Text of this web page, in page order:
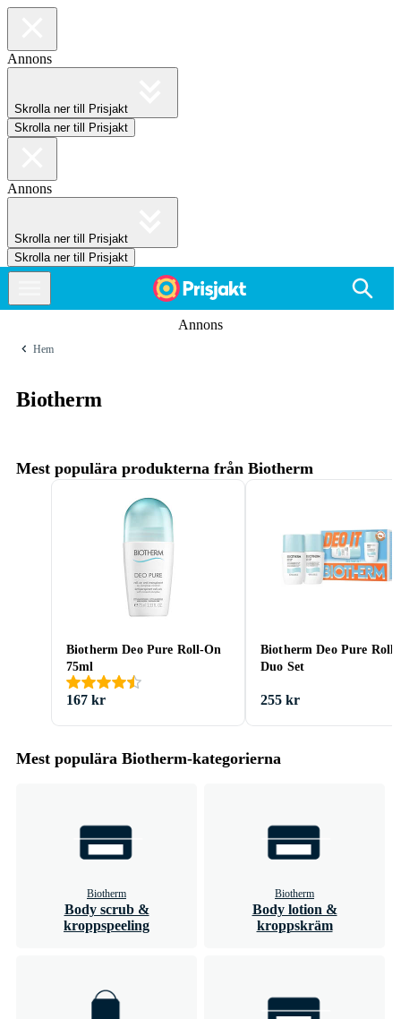
Annons
Skrolla ner till Prisjakt
Skrolla ner till Prisjakt
Annons
Skrolla ner till Prisjakt
Skrolla ner till Prisjakt
Annons
Hem
Biotherm
Mest populära produkterna från Biotherm
Biotherm Deo Pure Roll-On
75ml
167 kr
Biotherm Deo Pure Roll-
Duo Set
255 kr
Mest populära Biotherm-kategorierna
Biotherm
Body scrub &
kroppspeeling
Biotherm
Body lotion &
kroppskräm